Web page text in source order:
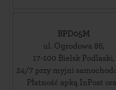
BPD05M
ul. Ogrodowa 86,
17-100 Bielsk Podlaski,
24/7 przy myjni
Płatność apką InPost